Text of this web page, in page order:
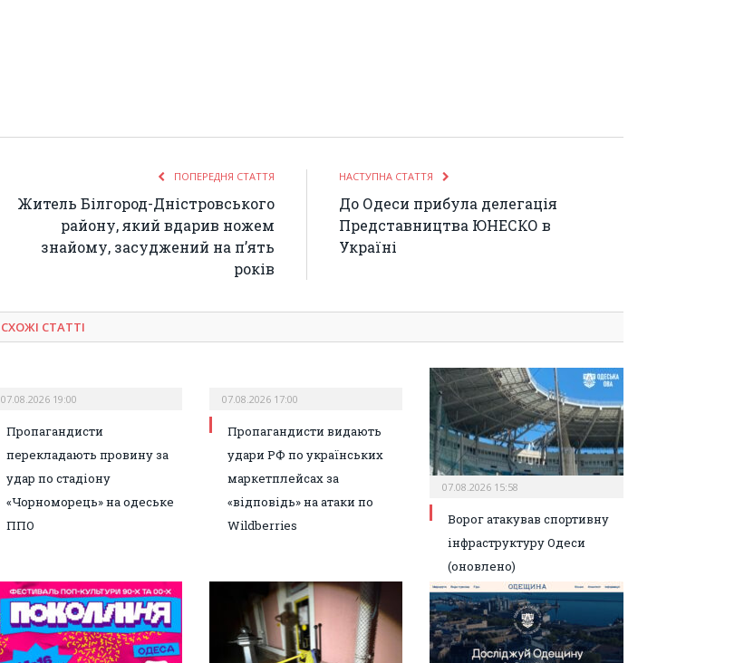
ПОПЕРЕДНЯ СТАТТЯ
Житель Білгород-Дністровського
району, який вдарив ножем
знайому, засуджений на п’ять
років
НАСТУПНА СТАТТЯ
До Одеси прибула делегація
Представництва ЮНЕСКО в
Україні
СХОЖІ СТАТТІ
07.08.2026 19:00
Пропагандисти
перекладають провину за
удар по стадіону
«Чорноморець» на одеське
ППО
07.08.2026 17:00
Пропагандисти видають
удари РФ по українських
маркетплейсах за
«відповідь» на атаки по
Wildberries
07.08.2026 15:58
Ворог атакував спортивну
інфраструктуру Одеси
(оновлено)